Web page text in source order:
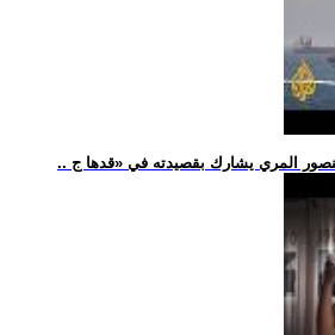
المري يشارك بقصيدته في «قدها ج